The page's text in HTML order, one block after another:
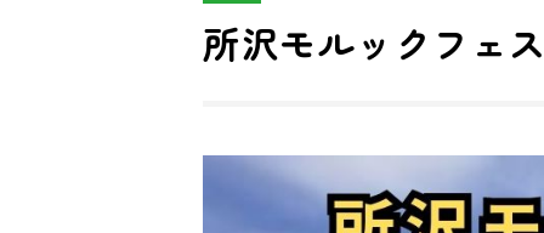
所沢モルックフェ